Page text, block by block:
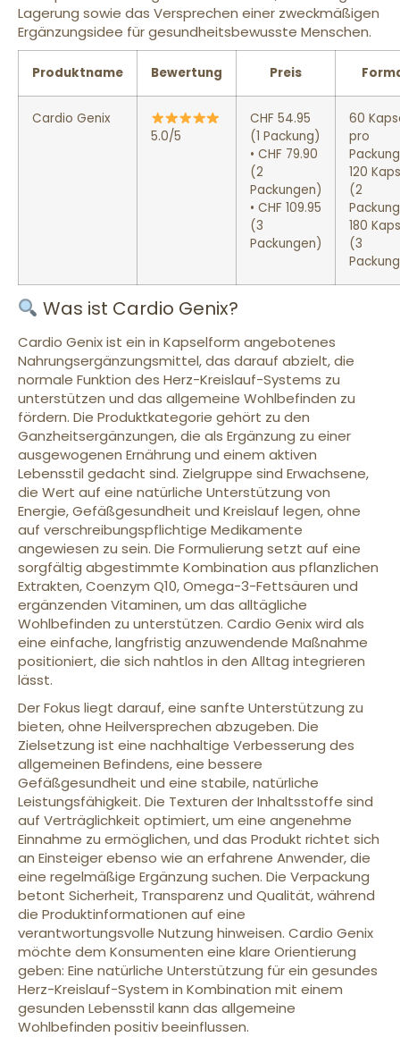
Lagerung sowie das Versprechen einer zweckmäßigen
Ergänzungsidee für gesundheitsbewusste Menschen.
Produktname Bewertung Preis
Cardio Genix
5.0/5
CHF 54.95
(1 Packung)
• CHF 79.90
(2
Packungen)
• CHF 109.95
(3
Packungen)
60
pro
120
(2
180
(3
Was ist Cardio Genix?
Cardio Genix ist ein in Kapselform angebotenes
Nahrungsergänzungsmittel, das darauf abzielt, die
normale Funktion des Herz-Kreislauf-Systems zu
unterstützen und das allgemeine Wohlbefinden zu
fördern. Die Produktkategorie gehört zu den
Ganzheitsergänzungen, die als Ergänzung zu einer
ausgewogenen Ernährung und einem aktiven
Lebensstil gedacht sind. Zielgruppe sind Erwachsene,
die Wert auf eine natürliche Unterstützung von
Energie, Gefäßgesundheit und Kreislauf legen, ohne
auf verschreibungspflichtige Medikamente
angewiesen zu sein. Die Formulierung setzt auf eine
sorgfältig abgestimmte Kombination aus pflanzlichen
Extrakten, Coenzym Q10, Omega-3-Fettsäuren und
ergänzenden Vitaminen, um das alltägliche
Wohlbefinden zu unterstützen. Cardio Genix wird als
eine einfache, langfristig anzuwendende Maßnahme
positioniert, die sich nahtlos in den Alltag integrieren
lässt.
Der Fokus liegt darauf, eine sanfte Unterstützung zu
bieten, ohne Heilversprechen abzugeben. Die
Zielsetzung ist eine nachhaltige Verbesserung des
allgemeinen Befindens, eine bessere
Gefäßgesundheit und eine stabile, natürliche
Leistungsfähigkeit. Die Texturen der Inhaltsstoffe sind
auf Verträglichkeit optimiert, um eine angenehme
Einnahme zu ermöglichen, und das Produkt richtet sich
an Einsteiger ebenso wie an erfahrene Anwender, die
eine regelmäßige Ergänzung suchen. Die Verpackung
betont Sicherheit, Transparenz und Qualität, während
die Produktinformationen auf eine
verantwortungsvolle Nutzung hinweisen. Cardio Genix
möchte dem Konsumenten eine klare Orientierung
geben: Eine natürliche Unterstützung für ein gesundes
Herz-Kreislauf-System in Kombination mit einem
gesunden Lebensstil kann das allgemeine
Wohlbefinden positiv beeinflussen.